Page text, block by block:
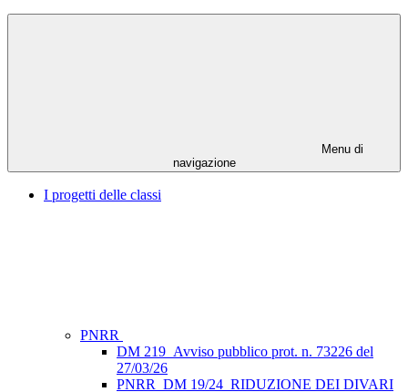
Menu di
navigazione
I progetti delle classi
PNRR
DM 219_Avviso pubblico prot. n. 73226 del
27/03/26
PNRR_DM 19/24_RIDUZIONE DEI DIVARI